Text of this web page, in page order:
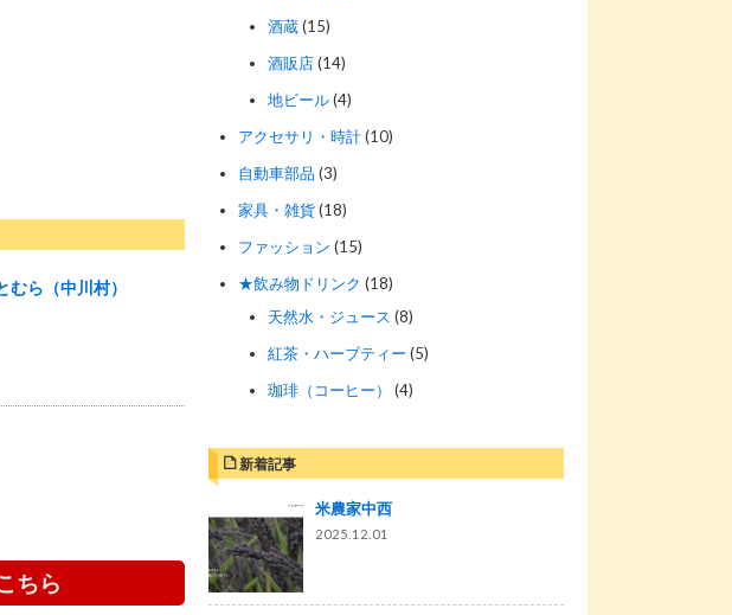
むら（中川村）
ちら
酒蔵(15)
酒販店(14)
地ビール(4)
アクセサリ・時計(10)
自動車部品 (3)
家具・雑貨(18)
ファッション (15)
★飲み物ドリンク (18)
天然水・ジュース (8)
紅茶・ハーブティー (5)
珈琲（コーヒー）
(4)
新着記事
米農家中西
2025.12.01